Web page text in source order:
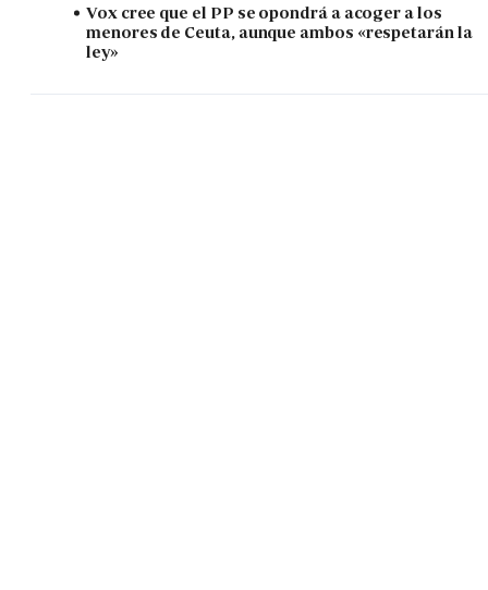
Vox cree que el PP se opondrá a acoger a los
menores de Ceuta, aunque ambos «respetarán la
ley»